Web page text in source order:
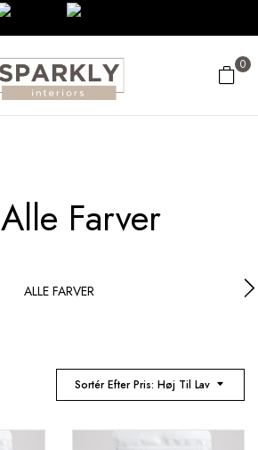
0
Alle Farver
ALLE FARVER
Sortér Efter Pris: Høj Til Lav